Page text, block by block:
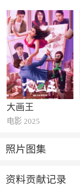
大画王
电影 2025
照片图集
资料贡献记录